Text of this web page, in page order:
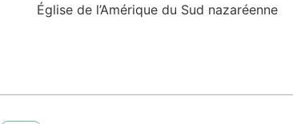
Église de l’Amérique du Sud nazaréenne